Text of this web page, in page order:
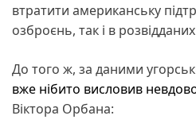
втратити американську
озброєнь, так і в
До того ж, за даними
вже нібито висловив
Віктора Орбана: